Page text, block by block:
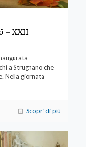
– XXII
a Strugnano che
Nella giornata
Scopri di più